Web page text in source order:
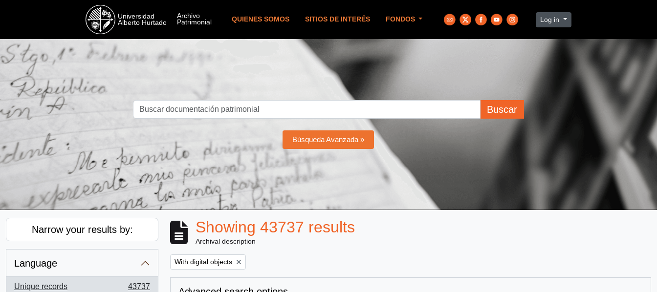
QUIENES SOMOS SITIOS DE INTERÉS FONDOS Log in
Buscar
Búsqueda Avanzada »
Narrow your results by:
Language
Unique records 43737
Showing 43737 results
Archival description
Remove filter:
With digital objects